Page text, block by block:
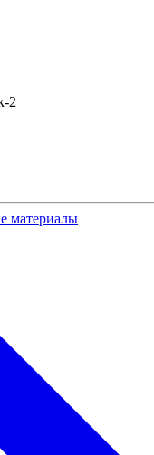
2
материалы